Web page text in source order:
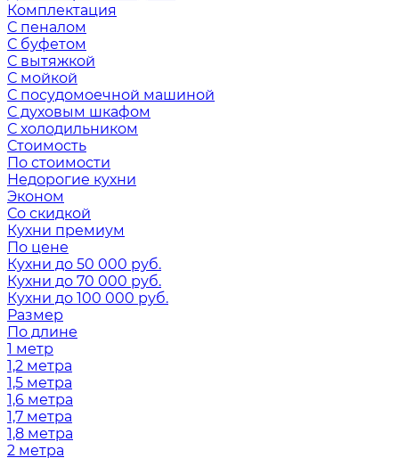
Комплектация
С пеналом
С буфетом
С вытяжкой
С мойкой
С посудомоечной машиной
С духовым шкафом
С холодильником
Стоимость
По стоимости
Недорогие кухни
Эконом
Со скидкой
Кухни премиум
По цене
Кухни до 50 000 руб.
Кухни до 70 000 руб.
Кухни до 100 000 руб.
Размер
По длине
1 метр
1,2 метра
1,5 метра
1,6 метра
1,7 метра
1,8 метра
2 метра